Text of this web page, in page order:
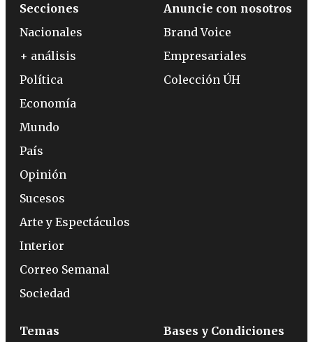
Secciones
Nacionales
+ análisis
Política
Economía
Mundo
País
Opinión
Sucesos
Arte y Espectáculos
Interior
Correo Semanal
Sociedad
Anuncie con nosotros
Brand Voice
Empresariales
Colección ÚH
Temas Bases y Condiciones